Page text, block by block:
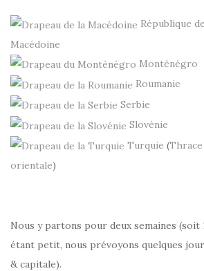
République de
Macédoine
Monténégro
Roumanie
Serbie
Slovénie
Turquie (Thrace
orientale)
Nous y partons pour deux semaines (soit
étant petit, nous prévoyons quelques
& capitale).